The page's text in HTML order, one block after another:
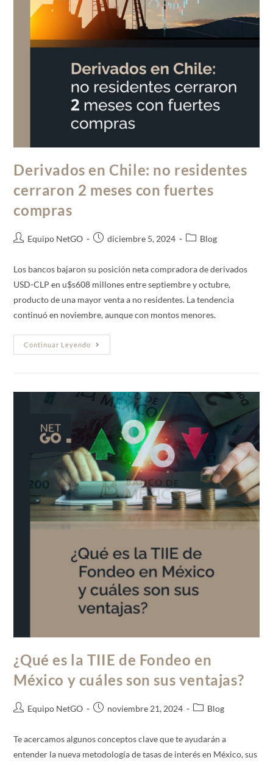
Derivados en Chile: no residentes
cerraron 2 meses con fuertes
compras
Equipo NetGO diciembre 5, 2024 Blog
Los bancos bajaron su posición neta compradora de derivados
USD-CLP en u$s608 millones entre septiembre y octubre,
producto de una mayor venta a no residentes. La tendencia
continuó en noviembre, aunque con montos menores.
Continuar Leyendo
¿Qué es la TIIE de Fondeo en
México y cuáles son sus ventajas?
Equipo NetGO noviembre 21, 2024 Blog
Te acercamos algunos conceptos clave que te ayudarán a
entender la nueva metodología de tasas de interés en México, sus